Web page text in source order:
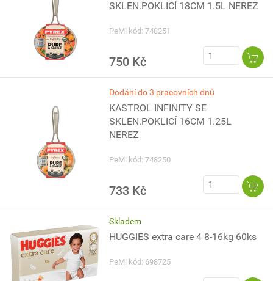
SKLEN.POKLICÍ 18CM 1.5L NEREZ
PeMi kód: 748251
750 Kč
Dodání do 3 pracovních dnů
KASTROL INFINITY SE
SKLEN.POKLICÍ 16CM 1.25L
NEREZ
PeMi kód: 748250
733 Kč
Skladem
HUGGIES extra care 4 8-16kg 60ks
PeMi kód: 698725